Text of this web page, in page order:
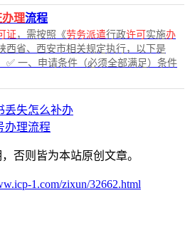
理流程
证 ，需按照《劳务派遣行政许可 实施办
西省、西安市相关规定执行，以下是
✅ 一、申请条件（必须全部满足）条件
丢失怎么补办
办理流程
否则皆为本站原创文章。
1.com/zixun/32662.html